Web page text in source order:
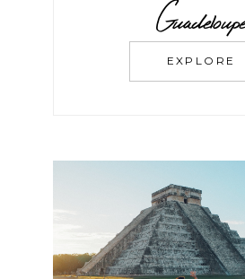
EXPLORE